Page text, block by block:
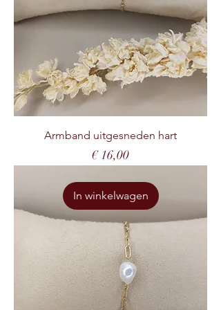
Armband uitgesneden hart
Prijs
€ 16,00
In winkelwagen